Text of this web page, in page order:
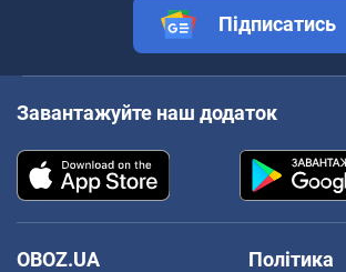
Підписатись
Завантажуйте наш додаток
OBOZ.UA
Політика